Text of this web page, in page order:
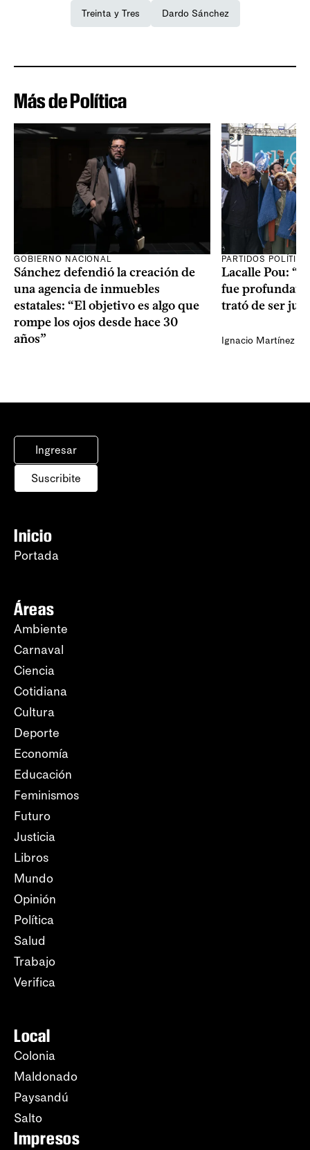
Treinta y Tres Dardo Sánchez
Más de Política
GOBIERNO NACIONAL
Sánchez defendió la creación de
una agencia de inmuebles
estatales: “El objetivo es algo que
rompe los ojos desde hace 30
años”
PARTIDOS
Lacalle Pou:
fue
trató de ser
Ignacio Martínez
Ingresar
Suscribite
Inicio
Portada
Áreas
Ambiente
Carnaval
Ciencia
Cotidiana
Cultura
Deporte
Economía
Educación
Feminismos
Futuro
Justicia
Libros
Mundo
Opinión
Política
Salud
Trabajo
Verifica
Local
Colonia
Maldonado
Paysandú
Salto
Impresos